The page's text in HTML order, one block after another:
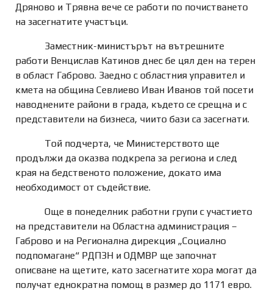
Дряново и Трявна вече се работи по почистването
на засегнатите участъци.
Заместник-министърът на вътрешните
работи Венцислав Катинов днес бе цял ден на терен
в област Габрово. Заедно с областния управител и
кмета на община Севлиево Иван Иванов той посети
наводнените райони в града, където се срещна и с
представители на бизнеса, чиито бази са засегнати.
Той подчерта, че Министерството ще
продължи да оказва подкрепа за региона и след
края на бедственото положение, докато има
необходимост от съдействие.
Още в понеделник работни групи с участието
на представители на Областна администрация –
Габрово и на Регионална дирекция „Социално
подпомагане“ РДПЗН и ОДМВР ще започнат
описване на щетите, като засегнатите хора могат да
получат еднократна помощ в размер до 1171 евро.